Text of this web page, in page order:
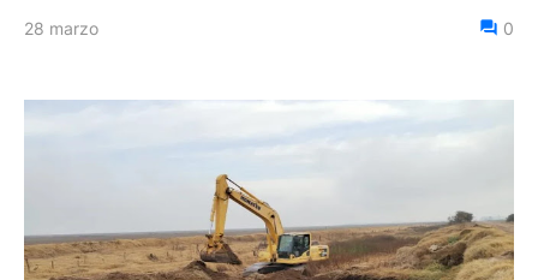
28 marzo 0